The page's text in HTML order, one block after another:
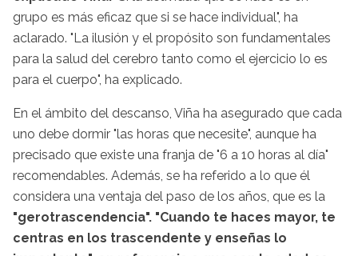
grupo es más eficaz que si se hace individual", ha
aclarado. "La ilusión y el propósito son fundamentales
para la salud del cerebro tanto como el ejercicio lo es
para el cuerpo", ha explicado.
En el ámbito del descanso, Viña ha asegurado que cada
uno debe dormir "las horas que necesite", aunque ha
precisado que existe una franja de "6 a 10 horas al día"
recomendables. Además, se ha referido a lo que él
considera una ventaja del paso de los años, que es la
"gerotrascendencia". "Cuando te haces mayor, te
centras en los trascendente y enseñas lo